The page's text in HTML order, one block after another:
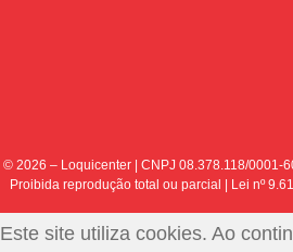
© 2026 – Loquicenter | CNPJ 08.378.118/0001-
Proibida reprodução total ou parcial | Lei nº
Este site utiliza cookies. Ao